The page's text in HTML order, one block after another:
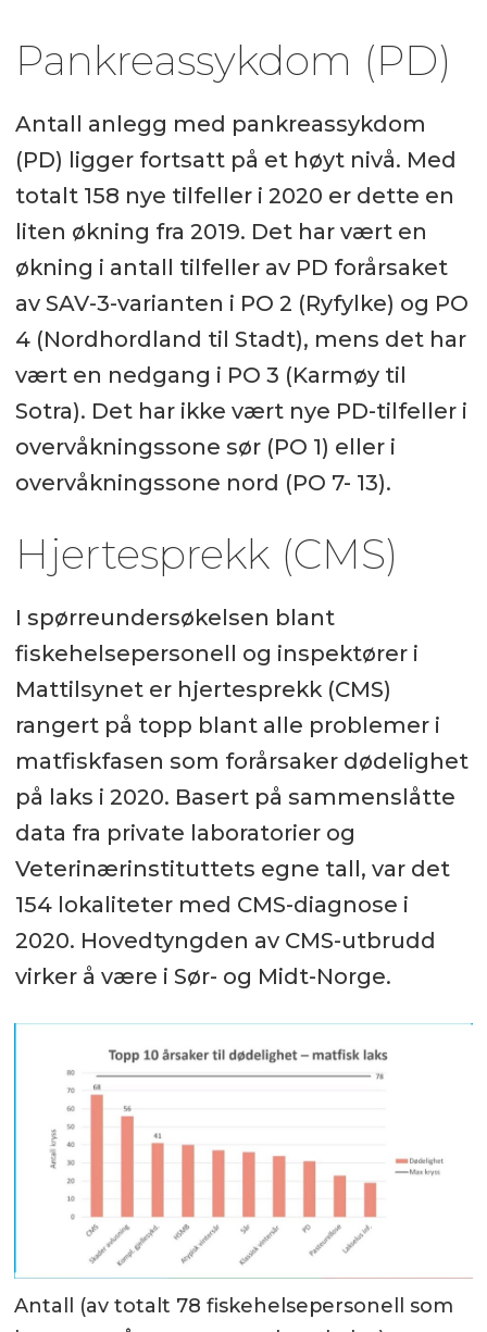
Pankreassykdom (PD)
Antall anlegg med pankreassykdom
(PD) ligger fortsatt på et høyt nivå. Med
totalt 158 nye tilfeller i 2020 er dette en
liten økning fra 2019. Det har vært en
økning i antall tilfeller av PD forårsaket
av SAV-3-varianten i PO 2 (Ryfylke) og PO
4 (Nordhordland til Stadt), mens det har
vært en nedgang i PO 3 (Karmøy til
Sotra). Det har ikke vært nye PD-tilfeller i
overvåkningssone sør (PO 1) eller i
overvåkningssone nord (PO 7- 13).
Hjertesprekk (CMS)
I spørreundersøkelsen blant
fiskehelsepersonell og inspektører i
Mattilsynet er hjertesprekk (CMS)
rangert på topp blant alle problemer i
matfiskfasen som forårsaker dødelighet
på laks i 2020. Basert på sammenslåtte
data fra private laboratorier og
Veterinærinstituttets egne tall, var det
154 lokaliteter med CMS-diagnose i
2020. Hovedtyngden av CMS-utbrudd
virker å være i Sør- og Midt-Norge.
Antall (av totalt 78 fiskehelsepersonell som